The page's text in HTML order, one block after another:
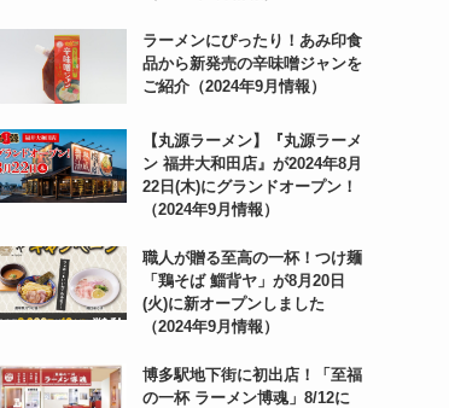
ラーメンにぴったり！あみ印食
品から新発売の辛味噌ジャンを
ご紹介（2024年9月情報）
【丸源ラーメン】『丸源ラーメ
ン 福井大和田店』が2024年8月
22日(木)にグランドオープン！
（2024年9月情報）
職人が贈る至高の一杯！つけ麺
「鶏そば 鯔背ヤ」が8月20日
(火)に新オープンしました
（2024年9月情報）
博多駅地下街に初出店！「至福
の一杯 ラーメン博魂」8/12に